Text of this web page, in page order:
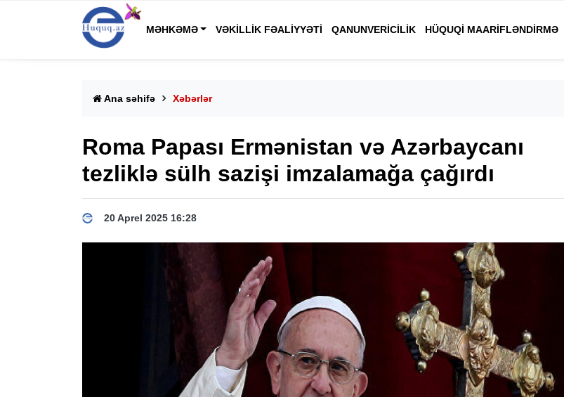
MƏHKƏMƏ VƏKILLIK FƏALIYYƏTI QANUNVERICILIK HÜQUQI MAARIFLƏNDIRMƏ
Ana səhifə Xəbərlər
Roma Papası Ermənistan və Azərbaycanı
tezliklə sülh sazişi imzalamağa çağırdı
20 Aprel 2025 16:28